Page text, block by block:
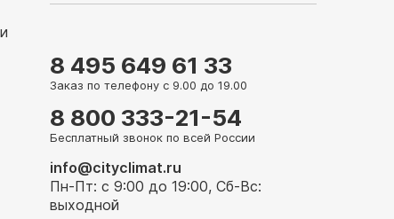
8 495 649 61 33
Заказ по телефону с 9.00 до 19.00
8 800 333-21-54
Бесплатный звонок по всей России
info@cityclimat.ru
Пн-Пт: с 9:00 до 19:00, Сб-Вс:
выходной